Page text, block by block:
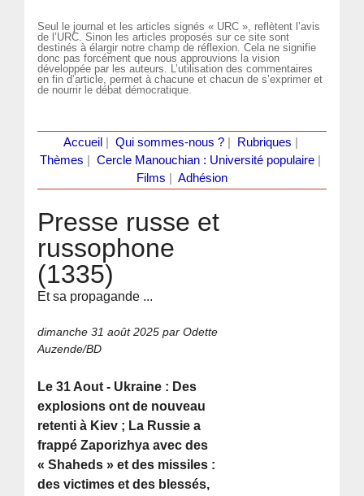
Seul le journal et les articles signés « URC », reflètent l’avis
de l’URC. Sinon les articles proposés sur ce site sont
destinés à élargir notre champ de réflexion. Cela ne signifie
donc pas forcément que nous approuvions la vision
développée par les auteurs. L’utilisation des commentaires
en fin d’article, permet à chacune et chacun de s’exprimer et
de nourrir le débat démocratique.
Accueil Qui sommes-nous ?| Rubriques
Thèmes
Cercle Manouchian : Université populaire
Films
Adhésion
Presse russe et
russophone
(1335)
Et sa propagande ...
dimanche 31 août 2025 par Odette
Auzende/BD
Le 31 Aout - Ukraine : Des
explosions ont de nouveau
retenti à Kiev ; La Russie a
frappé Zaporizhya avec des
« Shaheds » et des missiles :
des victimes et des blessés,